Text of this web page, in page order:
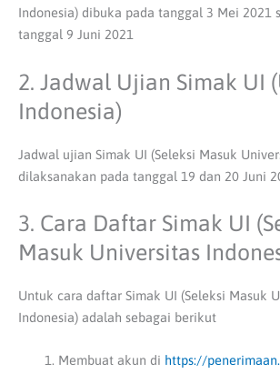
Indonesia) dibuka pada tanggal 3 Mei 2021
tanggal 9 Juni 2021
2. Jadwal Ujian Simak UI
Indonesia)
Jadwal ujian Simak UI (Seleksi Masuk
dilaksanakan pada tanggal 19 dan 20 Juni
3. Cara Daftar Simak UI
Masuk Universitas
Untuk cara daftar Simak UI (Seleksi Masuk
Indonesia) adalah sebagai berikut
Membuat akun di https://